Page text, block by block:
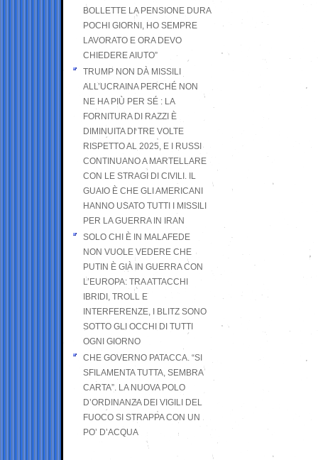
BOLLETTE LA PENSIONE DURA
POCHI GIORNI, HO SEMPRE
LAVORATO E ORA DEVO
CHIEDERE AIUTO”
TRUMP NON DÀ MISSILI
ALL’UCRAINA PERCHÉ NON
NE HA PIÙ PER SÉ : LA
FORNITURA DI RAZZI È
DIMINUITA DI TRE VOLTE
RISPETTO AL 2025, E I RUSSI
CONTINUANO A MARTELLARE
CON LE STRAGI DI CIVILI. IL
GUAIO È CHE GLI AMERICANI
HANNO USATO TUTTI I MISSILI
PER LA GUERRA IN IRAN
SOLO CHI È IN MALAFEDE
NON VUOLE VEDERE CHE
PUTIN È GIÀ IN GUERRA CON
L’EUROPA: TRA ATTACCHI
IBRIDI, TROLL E
INTERFERENZE, I BLITZ SONO
SOTTO GLI OCCHI DI TUTTI
OGNI GIORNO
CHE GOVERNO PATACCA. “SI
SFILAMENTA TUTTA, SEMBRA
CARTA”. LA NUOVA POLO
D’ORDINANZA DEI VIGILI DEL
FUOCO SI STRAPPA CON UN
PO’ D’ACQUA